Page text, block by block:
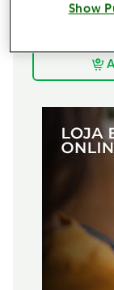
grama
Show